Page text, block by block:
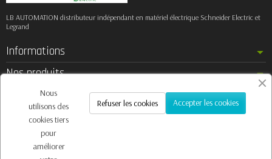
LB AUTOMATION distributeur indépendant en matériel électrique Schneider Electric et
Legrand
Informations
Nos produits
Notre société
Contactez-nous
Nous
utilisons des
cookies tiers
pour
améliorer
Accepter les cookies
Refuser les cookies